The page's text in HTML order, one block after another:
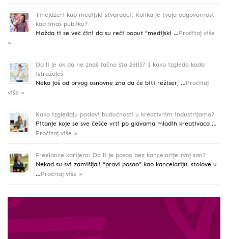
Tinejdžeri kao medijski stvaraoci: Kolika je tvoja odgovornost
kad imaš publiku?
Možda ti se već čini da su reči poput “medijski …Pročitaj više
»
Da li je ok da ne znaš tačno šta želiš? I kako izgleda kada
istražuješ
Neko još od prvog osnovne zna da će biti režiser, …Pročitaj
više »
Kako izgledaju poslovi budućnosti u kreativnim industrijama?
Pitanje koje se sve češće vrti po glavama mladih kreativaca …
Pročitaj više »
Freelance karijera: Da li je posao bez kancelarije tvoj san?
Nekad su svi zamišljali “pravi posao” kao kancelariju, stolove u
…Pročitaj više »